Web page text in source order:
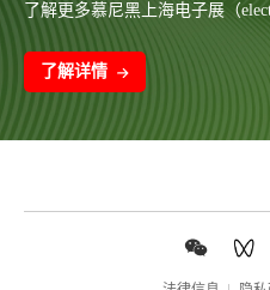
了解更多慕尼黑上海电子展（
了解详情